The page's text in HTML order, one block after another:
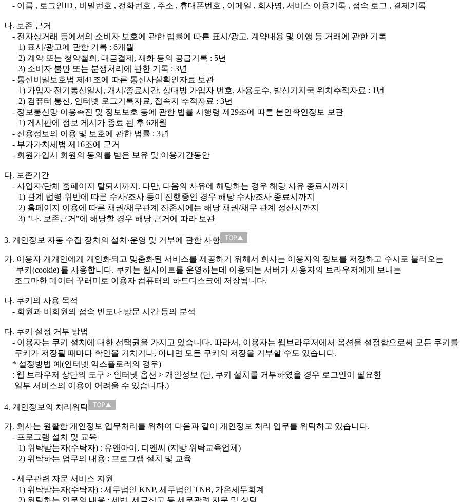
- 이름 , 로그인ID , 비밀번호 , 전화번호 , 주소 , 휴대폰번호 , 이메일 , 회사명, 서비스 이용기록 , 접속 로그 , 결제기록
나. 보존 근거
- 전자상거래 등에서의 소비자 보호에 관한 법률에 따른 표시/광고, 계약내용 및 이행 등 거래에 관한 기록
1) 표시/광고에 관한 기록 : 6개월
2) 계약 또는 청약철회, 대금결제, 재화 등의 공급기록 : 5년
3) 소비자 불만 또는 분쟁처리에 관한 기록 : 3년
- 통신비밀보호법 제41조에 따른 통신사실확인자료 보관
1) 가입자 전기통신일시, 개시/종료시간, 상대방 가입자 번호, 사용도수, 발신기지국 위치추적자료 : 1년
2) 컴퓨터 통신, 인터넷 로그기록자료, 접속지 추적자료 : 3년
- 정보통신망 이용촉진 및 정보보호 등에 관한 법률 시행령 제29조에 따른 본인확인정보 보관
1) 게시판에 정보 게시가 종료 된 후 6개월
- 신용정보의 이용 및 보호에 관한 법률 : 3년
- 부가가치세법 제16조에 근거
- 회원가입시 회원의 동의를 받은 보유 및 이용기간동안
다. 보존기간
- 사업자/단체 홈페이지 탈퇴시까지. 다만, 다음의 사유에 해당하는 경우 해당 사유 종료시까지
1) 관계 법령 위반에 따른 수사/조사 등이 진행중인 경우 해당 수사/조사 종료시까지
2) 홈페이지 이용에 따른 채권/채무관계 잔존시에는 해당 채권/채무 관계 정산시까지
3) "나. 보존근거"에 해당할 경우 해당 근거에 따라 보관
3. 개인정보 자동 수집 장치의 설치·운영 및 거부에 관한 사항
가. 이용자 개개인에게 개인화되고 맞춤화된 서비스를 제공하기 위해서 회사는 이용자의 정보를 저장하고 수시로 불러오는
'쿠키(cookie)'를 사용합니다. 쿠키는 웹사이트를 운영하는데 이용되는 서버가 사용자의 브라우저에게 보내는
조그마한 데이터 꾸러미로 이용자 컴퓨터의 하드디스크에 저장됩니다.
나. 쿠키의 사용 목적
- 회원과 비회원의 접속 빈도나 방문 시간 등의 분석
다. 쿠키 설정 거부 방법
- 이용자는 쿠키 설치에 대한 선택권을 가지고 있습니다. 따라서, 이용자는 웹브라우저에서 옵션을 설정함으로써 모든 쿠키
쿠키가 저장될 때마다 확인을 거치거나, 아니면 모든 쿠키의 저장을 거부할 수도 있습니다.
* 설정방법 예(인터넷 익스플로러의 경우)
: 웹 브라우저 상단의 도구 > 인터넷 옵션 > 개인정보 (단, 쿠키 설치를 거부하였을 경우 로그인이 필요한
일부 서비스의 이용이 어려울 수 있습니다.)
4. 개인정보의 처리위탁
가. 회사는 원활한 개인정보 업무처리를 위하여 다음과 같이 개인정보 처리 업무를 위탁하고 있습니다.
- 프로그램 설치 및 교육
1) 위탁받는자(수탁자) : 유앤아이, 디앤씨 (지방 위탁교육업체)
2) 위탁하는 업무의 내용 : 프로그램 설치 및 교육
- 세무관련 자문 서비스 지원
1) 위탁받는자(수탁자) : 세무법인 KNP, 세무법인 TNB, 가온세무회계
2) 위탁하는 업무의 내용 : 세법, 세금신고 등 세무관련 자문 및 상담